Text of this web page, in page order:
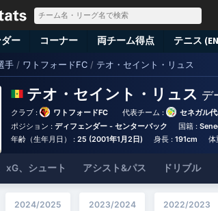
ー コーナー 両チーム得点 テニス
手 / ワトフォードFC / テオ・セイント・リュス
テオ・セイント・リュス デ
クラブ : ワトフォードFC 代表チーム :
セネガル
ポジション : ディフェンダー - センターバック 国籍 :
年齢（生年月日） : 25 (2001年1月2日) 身長 : 191cm
xG、シュート アシスト&パス ドリブル
2024/2025 2023/2024 2022/2023